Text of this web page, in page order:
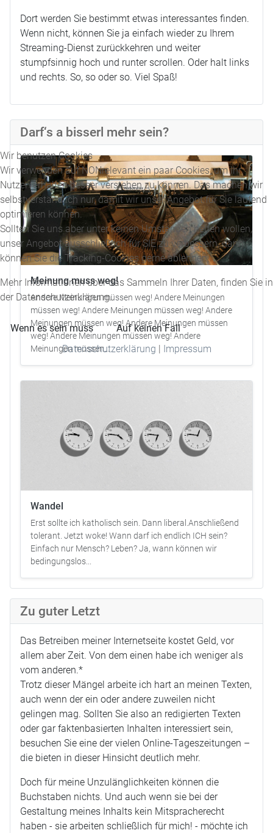
Dort werden Sie bestimmt etwas interessantes finden.
Wenn nicht, können Sie ja einfach wieder zu Ihrem
Streaming-Dienst zurückkehren und weiter
stumpfsinnig hoch und runter scrollen. Oder halt links
und rechts. So, so oder so. Viel Spaß!
Darf‘s a bisserl mehr sein?
Meinung muss weg!
Andere Meinungen müssen weg! Andere Meinungen
müssen weg! Andere Meinungen müssen weg! Andere
Meinungen müssen weg! Andere Meinungen müssen
weg! Andere Meinungen müssen weg! Andere
Meinungen müssen...
Wandel
Erst sollte ich katholisch sein. Dann liberal.Anschließend
tolerant. Jetzt woke! Wann darf ich endlich ICH sein?
Einfach nur Mensch? Leben? Ja, wann können wir
bedingungslos...
Zu guter Letzt
Das Betreiben meiner Internetseite kostet Geld, vor
allem aber Zeit. Von dem einen habe ich weniger als
vom anderen.*
Trotz dieser Mängel arbeite ich hart an meinen Texten,
auch wenn der ein oder andere zuweilen nicht
gelingen mag. Sollten Sie also an redigierten Texten
oder gar faktenbasierten Inhalten interessiert sein,
besuchen Sie eine der vielen Online-Tageszeitungen –
die bieten in dieser Hinsicht deutlich mehr.
Doch für meine Unzulänglichkeiten können die
Buchstaben nichts. Und auch wenn sie bei der
Gestaltung meines Inhalts kein Mitspracherecht
haben - sie arbeiten schließlich für mich! - möchte ich
Wir benutzen Cookies
Wir verwenden auf NONrelevant ein paar Cookies, um Ihr
Nutzerverhalten besser verstehen zu können. Das machen wir
selbstverständlich nur, damit wir unser Angebot für Sie laufend
optimieren können.
Sollten Sie uns aber unter keinen Umständen helfen wollen,
unser Angebot ausschließlich für SIE zu verbessern, dann
können Sie die Tracking-Cookies gerne ablehnen.
Mehr Informationen über das Sammeln Ihrer Daten, finden Sie in
der Datenschutzerklärung.
Wenn es sein muss
Auf keinen Fall
Datenschutzerklärung | Impressum